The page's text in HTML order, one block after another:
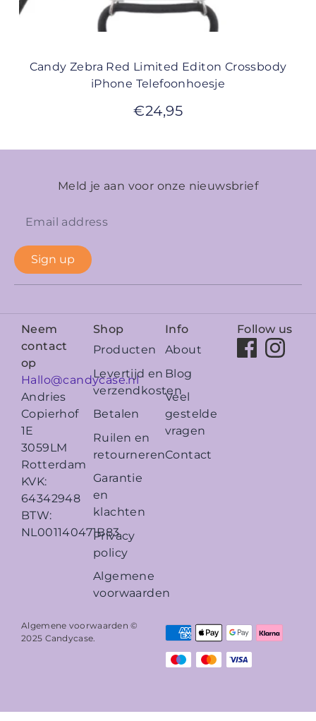
Candy Zebra Red Limited Editon Crossbody
iPhone Telefoonhoesje
€24,95
Meld je aan voor onze nieuwsbrief
Sign up
Neem
contact
op
Hallo@candycase.nl
Andries
Copierhof
1E
3059LM
Rotterdam
KVK:
64342948
BTW:
NL001140471B83
Shop
Producten
Levertijd en
verzendkosten
Betalen
Ruilen en
retourneren
Garantie
en
klachten
Privacy
policy
Algemene
voorwaarden
Info
About
Blog
Veel
gestelde
vragen
Contact
Follow us
Algemene voorwaarden ©
2025 Candycase.